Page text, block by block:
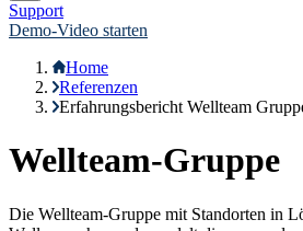
Support
Demo-Video starten
Home
Referenzen
Erfahrungsbericht Wellteam
Wellteam-Gruppe
Die Wellteam-Gruppe mit Standorten in